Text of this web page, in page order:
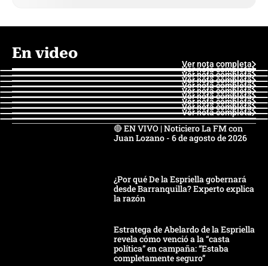
En video
Ver nota completa
Ver nota completa
Ver nota completa
Ver nota completa
Ver nota completa
Ver nota completa
Ver nota completa
Ver nota completa
Ver nota completa
Ver nota completa
🔴 EN VIVO | Noticiero La FM con
Juan Lozano - 6 de agosto de 2026
¿Por qué De la Espriella gobernará
desde Barranquilla? Experto explica
la razón
Estratega de Abelardo de la Espriella
revela cómo venció a la “casta
política” en campaña: “Estaba
completamente seguro”